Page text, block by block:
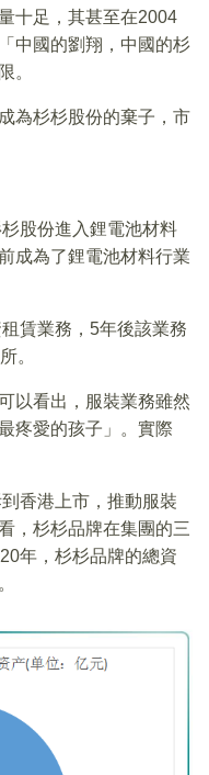
十足，其甚至在2004
中國的劉翔，中國的杉
。
為杉杉股份的棄子，市
股份進入鋰電池材料
成為了鋰電池材料行業
賃業務，5年後該業務
。
以看出，服裝業務雖然
疼愛的孩子」。實際
香港上市，推動服裝
，杉杉品牌在集團的三
年，杉杉品牌的總資